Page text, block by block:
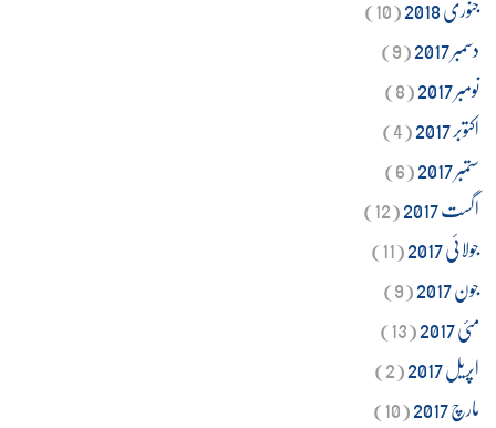
دسمبر 2017
(9)
نومبر 2017
(8)
اکتوبر 2017
(4)
ستمبر 2017
(6)
اگست 2017
(12)
جولائی 2017
(11)
جون 2017
(9)
مئی 2017
(13)
اپریل 2017
(2)
مارچ 2017
(10)